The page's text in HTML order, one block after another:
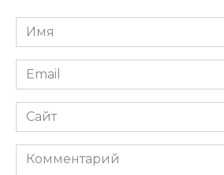
Имя
*
Email
*
Сайт
Комментарий